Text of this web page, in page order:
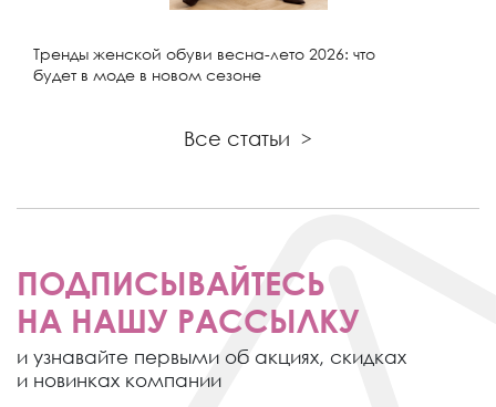
Тренды женской обуви весна-лето 2026: что
будет в моде в новом сезоне
Все статьи >
ПОДПИСЫВАЙТЕСЬ
НА НАШУ РАССЫЛКУ
и узнавайте первыми об акциях, скидках
и новинках компании